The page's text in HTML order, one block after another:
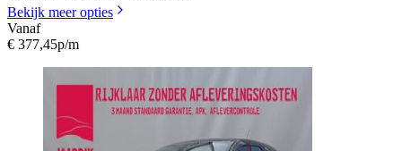
Bekijk meer opties
Vanaf
€ 377,45p/m